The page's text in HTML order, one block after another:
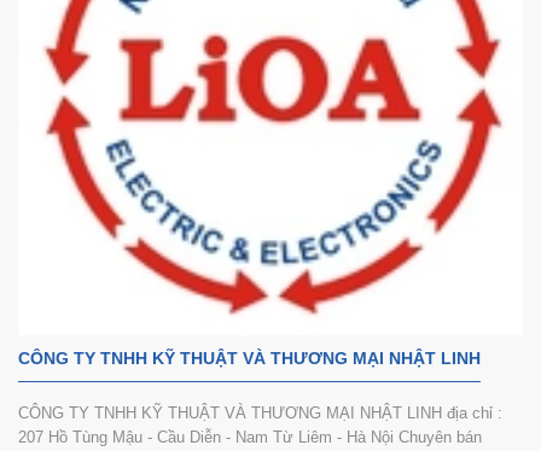
CÔNG TY TNHH KỸ THUẬT VÀ THƯƠNG MẠI NHẬT LINH
CÔNG TY TNHH KỸ THUẬT VÀ THƯƠNG MẠI NHẬT LINH địa chỉ :
207 Hồ Tùng Mậu - Cầu Diễn - Nam Từ Liêm - Hà Nội Chuyên bán